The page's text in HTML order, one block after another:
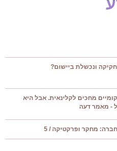
ונכשלת ביישום?
מחכים לקלינאית. אבל היא
- מאמר דעה
מחקר ופרקטיקה / 5